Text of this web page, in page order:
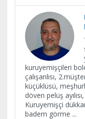
kuruyemişçileri
çalışanlısı,
küçüklüsü,
döven pelüş
Kuruyemişçi
badem görme ...